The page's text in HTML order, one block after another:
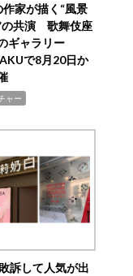
作家が描く“風景
の共演 歌舞伎座
ギャラリー
で8月20日か
ャー
訴して人気が出